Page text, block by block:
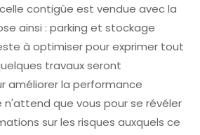
contigûe est vendue avec la
ainsi : parking et stockage
à optimiser pour exprimer tout
travaux seront
améliorer la performance
n'attend que vous pour se révéler
sur les risques auxquels ce